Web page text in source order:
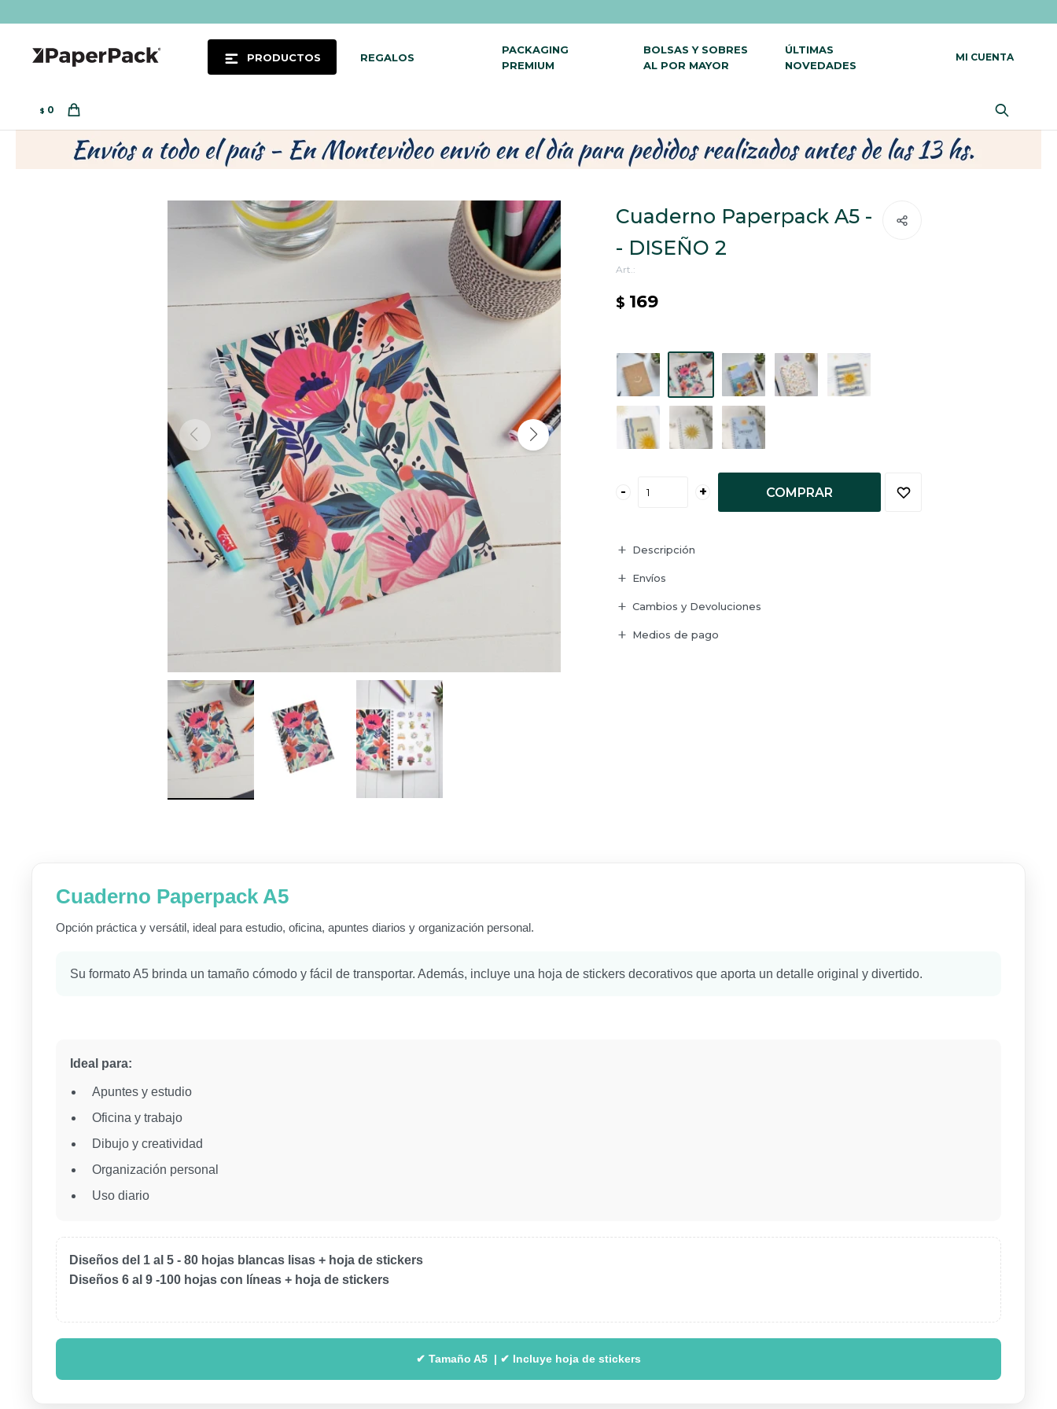
PRODUCTOS REGALOS
PACKAGING
PREMIUM
BOLSAS Y SOBRES
AL POR MAYOR
ÚLTIMAS
NOVEDADES
$ 0
Cuaderno Paperpack A5 -
- DISEÑO 2
$ 169
- + COMPRAR
Descripción
Envíos
Cambios y Devoluciones
Medios de pago
Cuaderno Paperpack A5
Opción práctica y versátil, ideal para estudio, oficina, apuntes diarios y organización personal.
Su formato A5 brinda un tamaño cómodo y fácil de transportar. Además, incluye una hoja de stickers decorativos que aporta un detalle original y divertido.
Ideal para:
Apuntes y estudio
Oficina y trabajo
Dibujo y creatividad
Organización personal
Uso diario
Diseños del 1 al 5 - 80 hojas blancas lisas + hoja de stickers
Diseños 6 al 9 -100 hojas con líneas + hoja de stickers
✔ Tamaño A5 | ✔ Incluye hoja de stickers